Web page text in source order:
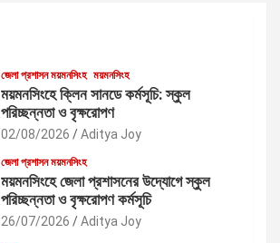
জেলা প্রশাসন ময়মনসিংহ ময়মনসিংহ
ময়মনসিংহে ক্লিন সানডে কর্মসূচি: স্কুল
পরিচ্ছন্নতা ও বৃক্ষরোপণ
02/08/2026 Aditya Joy
জেলা প্রশাসন ময়মনসিংহ
ময়মনসিংহে জেলা প্রশাসনের উদ্যোগে স্কুল
পরিচ্ছন্নতা ও বৃক্ষরোপণ কর্মসূচি
26/07/2026 Aditya Joy